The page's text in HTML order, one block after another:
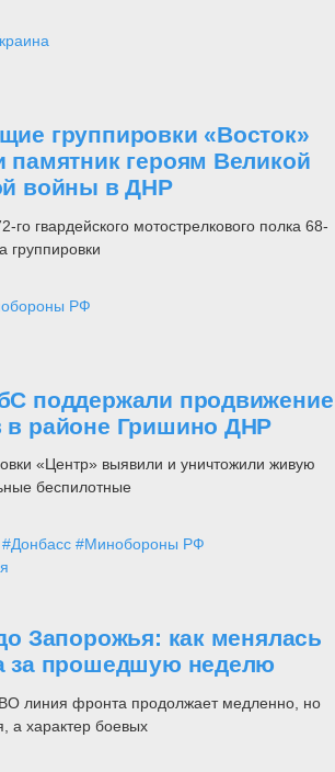
группировки «Восток»
памятник героям Великой
войны в ДНР
гвардейского мотострелкового полка 68-
группировки
РФ
поддержали продвижение
в районе Гришино ДНР
«Центр» выявили и уничтожили живую
беспилотные
#Донбасс #Минобороны РФ
Запорожья: как менялась
за прошедшую неделю
линия фронта продолжает медленно, но
а характер боевых